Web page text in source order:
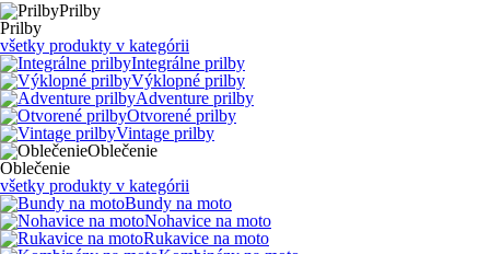
Prilby
Prilby
všetky produkty v kategórii
Integrálne prilby
Výklopné prilby
Adventure prilby
Otvorené prilby
Vintage prilby
Oblečenie
Oblečenie
všetky produkty v kategórii
Bundy na moto
Nohavice na moto
Rukavice na moto